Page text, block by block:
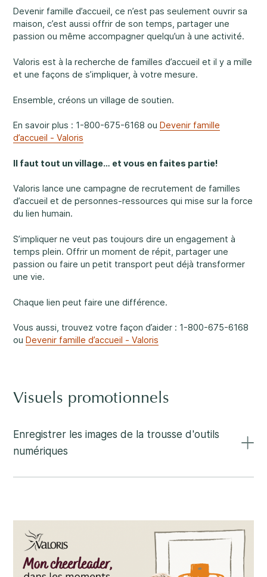
Faire une différence
Info parents
Info jeunes
Devenir famille d’accueil, ce n’est pas seulement ouvrir sa
maison, c’est aussi offrir de son temps, partager une
passion ou même accompagner quelqu’un à une activité.
Valoris est à la recherche de familles d’accueil et il y a mille
et une façons de s’impliquer, à votre mesure.
Ensemble, créons un village de soutien.
En savoir plus : 1-800-675-6168 ou Devenir famille
d’accueil - Valoris
Il faut tout un village… et vous en faites partie!
Valoris lance une campagne de recrutement de familles
d’accueil et de personnes-ressources qui mise sur la force
du lien humain.
S’impliquer ne veut pas toujours dire un engagement à
temps plein. Offrir un moment de répit, partager une
passion ou faire un petit transport peut déjà transformer
une vie.
Chaque lien peut faire une différence.
Vous aussi, trouvez votre façon d’aider : 1-800-675-6168
ou Devenir famille d’accueil - Valoris
Visuels promotionnels
Enregistrer les images de la trousse d'outils
numériques